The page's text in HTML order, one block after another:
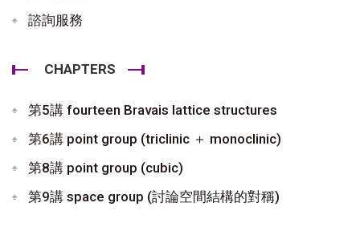
諮詢服務
CHAPTERS
第5講 fourteen Bravais lattice structures
第6講 point group (triclinic ＋ monoclinic)
第8講 point group (cubic)
第9講 space group (討論空間結構的對稱)